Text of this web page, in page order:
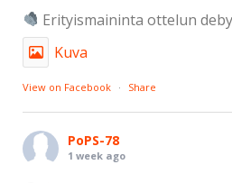
Erityismaininta ottelun
Kuva
View on Facebook · Share
PoPS-78
1 week ago